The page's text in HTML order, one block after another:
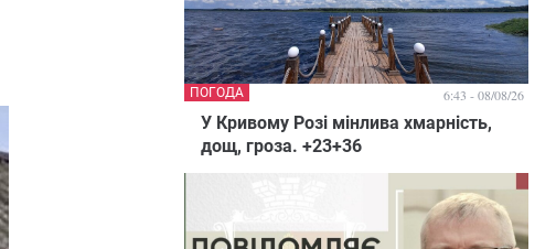
У Кривому Розі мінлива хмарність,
дощ, гроза. +23+36
ПОГОДА 6:43 - 08/08/26